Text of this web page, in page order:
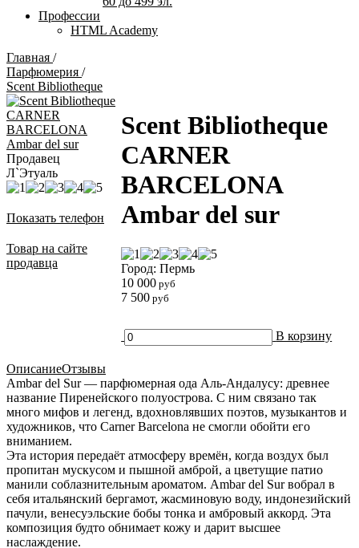
Профессии
HTML Academy
Главная /
Парфюмерия /
Scent Bibliotheque
Продавец
Л`Этуаль
Показать телефон
Товар на сайте
продавца
Scent Bibliotheque
CARNER
BARCELONA
Ambar del sur
Город: Пермь
10 000 руб
7 500 руб
В корзину
ОписаниеОтзывы
Ambar del Sur — парфюмерная ода Аль-Андалусу: древнее
название Пиренейского полуострова. С ним связано так
много мифов и легенд, вдохновлявших поэтов, музыкантов и
художников, что Carner Barcelona не смогли обойти его
вниманием.
Эта история передаёт атмосферу времён, когда воздух был
пропитан мускусом и пышной амброй, а цветущие патио
манили соблазнительным ароматом. Ambar del Sur вобрал в
себя итальянский бергамот, жасминовую воду, индонезийский
пачули, венесуэльские бобы тонка и амбровый аккорд. Эта
композиция будто обнимает кожу и дарит высшее
наслаждение.